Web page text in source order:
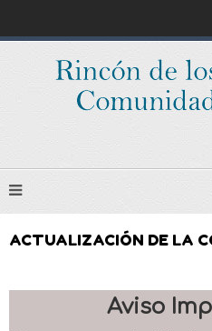
ACTUALIZACIÓN DE LA
Aviso